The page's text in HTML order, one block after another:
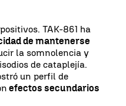
TAK-861 ha
de mantenerse
la somnolencia y
de cataplejía.
un perfil de
efectos secundarios